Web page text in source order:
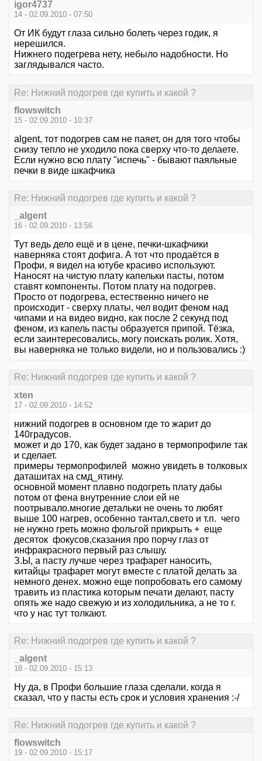
igor4737
14 - 02.09.2010 - 07:50
От ИК будут глаза сильно болеть через годик, я
нерешился.
Нижнего подегрева нету, небыло надобности. Но
заглядывался часто.
Re: Нижний подогрев где купить и какой ?
flowswitch
15 - 02.09.2010 - 10:37
algent, тот подогрев сам не паяет, он для того чтобы
снизу тепло не уходило пока сверху что-то делаете.
Если нужно всю плату "испечь" - бывают паяльные
печки в виде шкафчика
Re: Нижний подогрев где купить и какой ?
_algent
16 - 02.09.2010 - 13:56
Тут ведь дело ещё и в цене, печки-шкафчики
наверняка стоят дофига. А тот что продаётся в
Профи, я видел на ютубе красиво используют.
Наносят на чистую плату капельки пасты, потом
ставят компоненты. Потом плату на подогрев.
Просто от подогрева, естественно ничего не
происходит - сверху платы, чел водит феном над
чипами и на видео видно, как после 2 секунд под
феном, из капель пасты образуется припой. Тёзка,
если заинтересовались, могу поискать ролик. Хотя,
вы наверняка не только видели, но и пользовались :)
Re: Нижний подогрев где купить и какой ?
xten
17 - 02.09.2010 - 14:52
нижний подогрев в основном где то жарит до
140градусов.
может и до 170, как будет задано в термопрофиле так
и сделает.
примеры термопрофилей можно увидеть в толковых
даташитах на смд_ятину.
основной момент плавно подогреть плату дабы
потом от фена внутренние слои ей не
поотрывало.многие детальки не очень то любят
выше 100 нагрев, особенно тантал,свето и т.п. чего
не нужно греть можно фольгой прикрыть + еще
десяток фокусов,сказания про порчу глаз от
инфракрасного первый раз слышу.
З.Ы, а пасту лучше через трафарет наносить,
китайцы трафарет могут вместе с платой делать за
немного денех. можно еще попробовать его самому
травить из пластика которым печати делают, пасту
опять же надо свежую и из холодильника, а не то г.
что у нас тут толкают.
Re: Нижний подогрев где купить и какой ?
_algent
18 - 02.09.2010 - 15:13
Ну да, в Профи большие глаза сделали, когда я
сказал, что у пасты есть срок и условия хранения :-/
Re: Нижний подогрев где купить и какой ?
flowswitch
19 - 02.09.2010 - 15:17